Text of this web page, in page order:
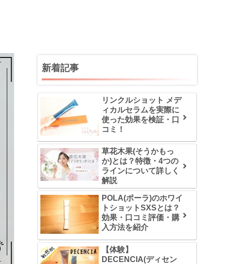
新着記事
リンクルショット メデ
ィカルセラムを実際に
使った効果を検証・口
コミ！
草花木果(そうかもっ
か)とは？特徴・4つの
ラインについて詳しく
解説
POLA(ポーラ)のホワイ
トショットSXSとは？
効果・口コミ評価・購
入方法を紹介
【体験】
DECENCIA(ディセン